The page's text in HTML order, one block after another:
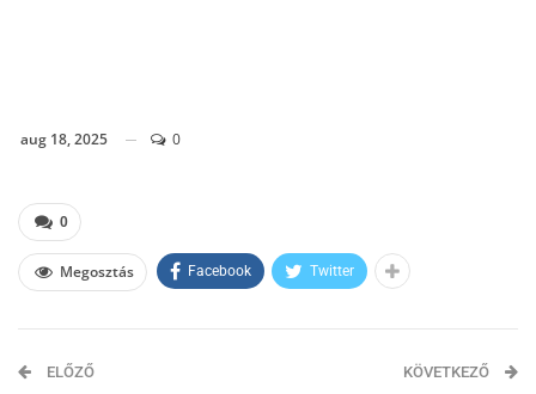
aug 18, 2025 0
0
Megosztás Facebook Twitter
ELŐZŐ KÖVETKEZŐ